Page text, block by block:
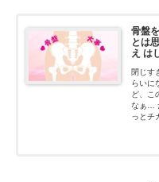
骨盤
とは
え は
閉じす
らいに
ど、こ
なぁ…
っとチ